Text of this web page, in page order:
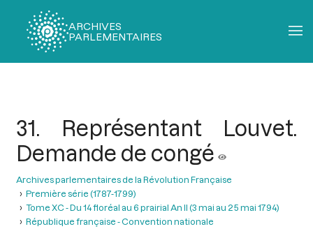
ARCHIVES
PARLEMENTAIRES
31. Représentant Louvet.
Demande de congé
Archives parlementaires de la Révolution Française
Première série (1787-1799)
Tome XC - Du 14 floréal au 6 prairial An II (3 mai au 25 mai 1794)
République française - Convention nationale